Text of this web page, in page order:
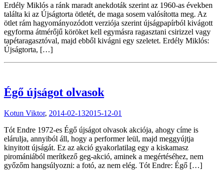
Erdély Miklós a ránk maradt anekdoták szerint az 1960-as években
találta ki az Újságtorta ötletét, de maga sosem valósította meg. Az
ötlet rám hagyományozódott verziója szerint újságpapírból kivágott
egyforma átmérőjű köröket kell egymásra ragasztani csirizzel vagy
tapétaragasztóval, majd ebből kivágni egy szeletet. Erdély Miklós:
Újságtorta, […]
Égő újságot olvasok
Kotun Viktor, 2014-02-132015-12-01
Tót Endre 1972-es Égő újságot olvasok akciója, ahogy címe is
elárulja, annyiból áll, hogy a performer leül, majd meggyújtja
kinyitott újságát. Ez az akció gyakorlatilag egy a kiskamasz
piromániából merítkező geg-akció, aminek a megértéséhez, nem
győzőm hangsúlyozni: a fotó, az nem elég. Tót Endre: Égő […]